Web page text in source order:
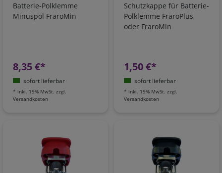
Batterie-Polklemme
Minuspol FraroMin
8,35 €*
sofort lieferbar
* inkl. 19% MwSt. zzgl.
Versandkosten
Schutzkappe für Batterie-
Polklemme FraroPlus
oder FraroMin
1,50 €*
sofort lieferbar
* inkl. 19% MwSt. zzgl.
Versandkosten